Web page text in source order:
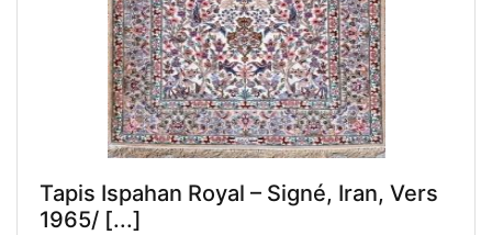
Tapis Ispahan Royal – Signé, Iran, Vers
1965/ [...]